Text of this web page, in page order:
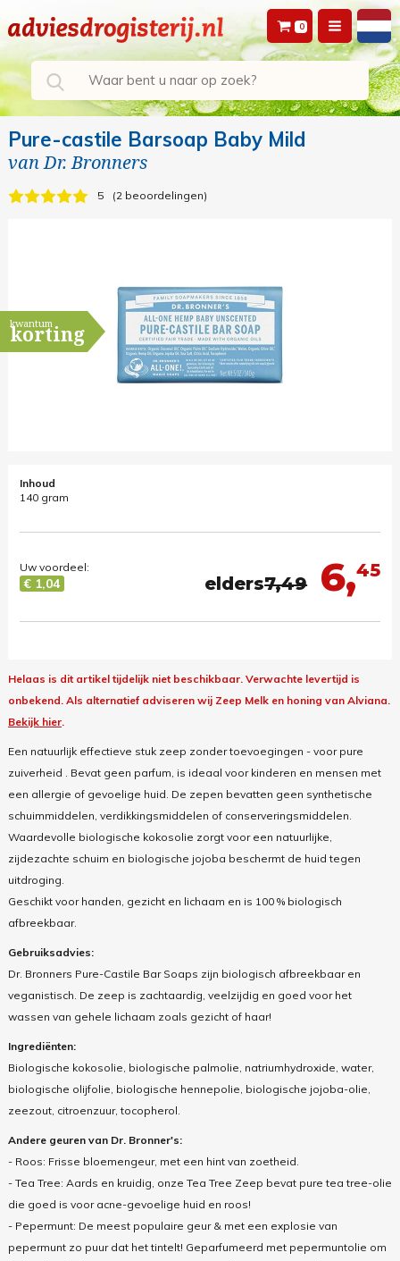
0
Pure-castile Barsoap Baby Mild
vanDr. Bronners
5 2 beoordelingen
kwantum
korting
Inhoud
140 gram
6,45
elders7,49
Uw voordeel:
€ 1,04
Helaas is dit artikel tijdelijk niet beschikbaar. Verwachte levertijd is
onbekend. Als alternatief adviseren wij Zeep Melk en honing van Alviana.
Bekijk hier.
Een natuurlijk effectieve stuk zeep zonder toevoegingen - voor pure
zuiverheid . Bevat geen parfum, is ideaal voor kinderen en mensen met
een allergie of gevoelige huid. De zepen bevatten geen synthetische
schuimmiddelen, verdikkingsmiddelen of conserveringsmiddelen.
Waardevolle biologische kokosolie zorgt voor een natuurlijke,
zijdezachte schuim en biologische jojoba beschermt de huid tegen
uitdroging.
Geschikt voor handen, gezicht en lichaam en is 100 % biologisch
afbreekbaar.
Gebruiksadvies:
Dr. Bronners Pure-Castile Bar Soaps zijn biologisch afbreekbaar en
veganistisch. De zeep is zachtaardig, veelzijdig en goed voor het
wassen van gehele lichaam zoals gezicht of haar!
Ingrediënten:
Biologische kokosolie, biologische palmolie, natriumhydroxide, water,
biologische olijfolie, biologische hennepolie, biologische jojoba-olie,
zeezout, citroenzuur, tocopherol.
Andere geuren van Dr. Bronner's:
- Roos: Frisse bloemengeur, met een hint van zoetheid.
- Tea Tree: Aards en kruidig, onze Tea Tree Zeep bevat pure tea tree-olie
die goed is voor acne-gevoelige huid en roos!
- Pepermunt: De meest populaire geur & met een explosie van
pepermunt zo puur dat het tintelt! Geparfumeerd met pepermuntolie om